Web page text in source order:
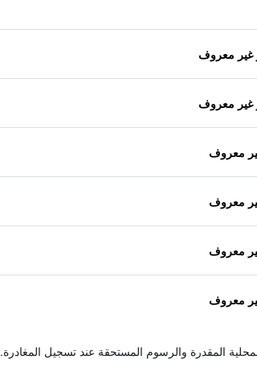
معروف
معروف
معروف
معروف
المقدرة والرسوم المستحقة عند تسجيل المغادرة.